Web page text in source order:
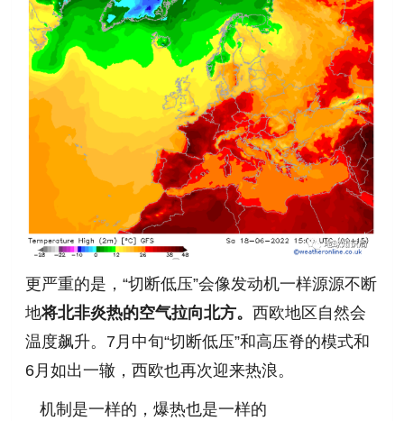
更严重的是，“切断低压”会像发动机一样源源不断
地将北非炎热的空气拉向北方。西欧地区自然会
温度飙升。7月中旬“切断低压”和高压脊的模式和
6月如出一辙，西欧也再次迎来热浪。
机制是一样的，爆热也是一样的